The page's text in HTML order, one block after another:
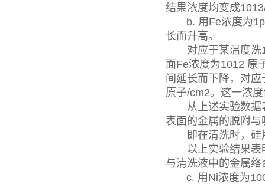
结果浓度均变成
b. 用Fe浓度为
长而升高。
对应于某温度洗
面Fe浓度为1012 原
间延长而下降，对
原子/cm2。这一浓
从上述实验数据表
表面的金属的脱附
即在清洗时，硅片
以上实验结果表明
与清洗液中的金属
c. 用Ni浓度为